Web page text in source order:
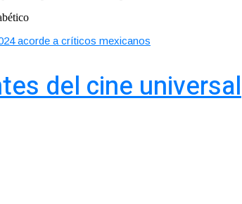
acorde a críticos mexicanos
del cine universal